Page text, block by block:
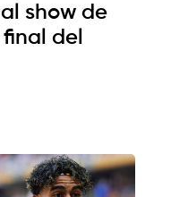
show de
del